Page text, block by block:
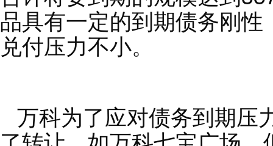
品具有一定的到期债务刚
兑付压力不小。
万科为了应对债务到期压